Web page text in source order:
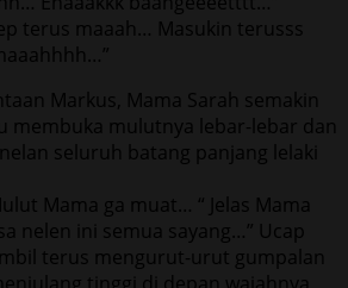
terus maaah… Masukin terusss
Markus, Mama Sarah semakin
membuka mulutnya lebar-lebar dan
seluruh batang panjang lelaki
Mama ga muat… “ Jelas Mama
nelen ini semua sayang…” Ucap
terus mengurut-urut gumpalan